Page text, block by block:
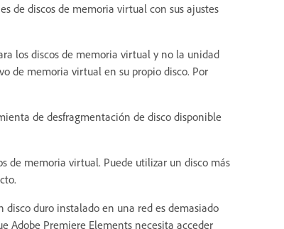
de discos de memoria virtual con sus ajustes
los discos de memoria virtual y no la unidad
de memoria virtual en su propio disco. Por
de desfragmentación de disco disponible
de memoria virtual. Puede utilizar un disco más
disco duro instalado en una red es demasiado
Adobe Premiere Elements necesita acceder